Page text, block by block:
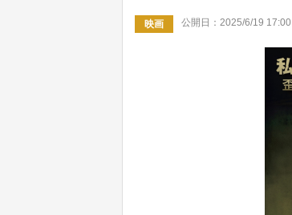
映画 公開日：2025/6/19 17:00